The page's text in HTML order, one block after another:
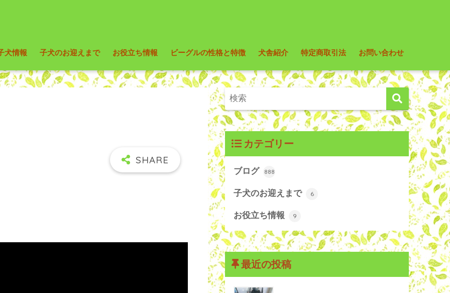
犬情報 子犬のお迎えまで お役立ち情報 ビーグルの性格と特徴 犬舎紹介 特定商取引法 お問い合わせ
カテゴリー
ブログ 888
子犬のお迎えまで 6
お役立ち情報 9
最近の投稿